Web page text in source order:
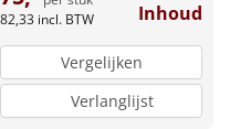
82,33 incl. BTW Inhoud
Vergelijken
Verlanglijst